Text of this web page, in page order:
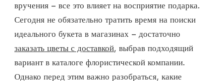
вручения – все это влияет на восприятие подарка.
Сегодня не обязательно тратить время на поиски
идеального букета в магазинах – достаточно
заказать цветы с доставкой, выбрав подходящий
вариант в каталоге флористической компании.
Однако перед этим важно разобраться, какие